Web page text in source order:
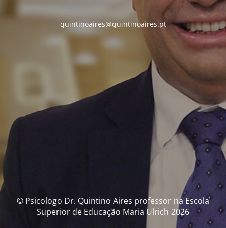
quintinoaires@quintinoaires.pt
© Psicologo Dr. Quintino Aires professor na Escola
Superior de Educação Maria Ulrich 2026